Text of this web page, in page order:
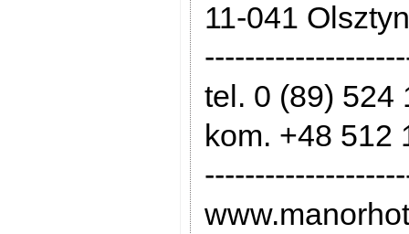
11-041 Olsztyn
tel. 0 (89) 524
kom. +48 512